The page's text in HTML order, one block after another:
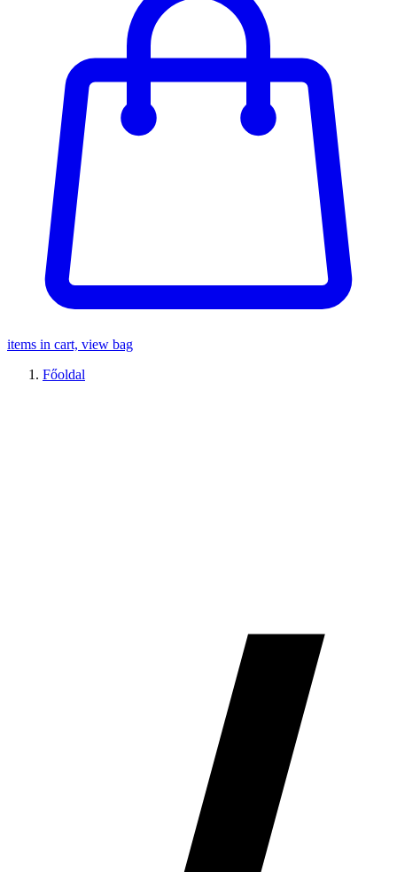
items in cart, view bag
Főoldal